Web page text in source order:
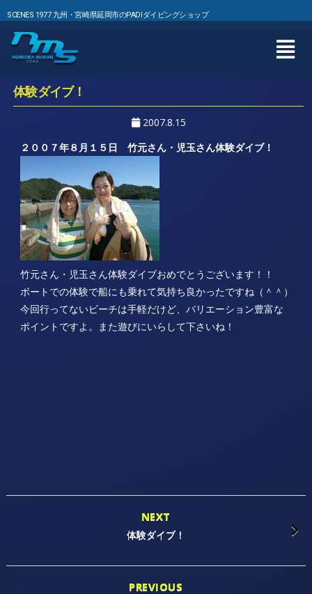
SCENES 1977 九州・宮崎県延岡市のPADIダイビングショップ
体験ダイブ！
2007.8.15
２００７年８月１５日 竹元さん・児玉さん体験ダイブ！
竹元さん・児玉さん体験ダイブおめでとうございます！！
ボートでの体験で船にも乗れて気持ち良かったですね（＾＾）
今回行ってないビーチは手軽だけど、バリエーション豊富な
ポイントですよ。また遊びにいらして下さいね！
NEXT
体験ダイブ！
PREVIOUS